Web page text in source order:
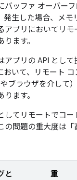
バッファ オーバー
発生した場合、メモ
アプリにおいてリ
ます。
アプリの API として
おいて、リモート
やブラウザを介して
ます。
してリモートでコ
の問題の重大度は「
と
重